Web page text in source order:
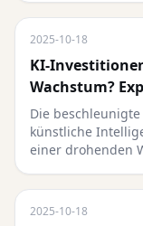
2025-10-18
KI-
Wachstum?
Die
künstliche
einer drohenden
2025-10-18